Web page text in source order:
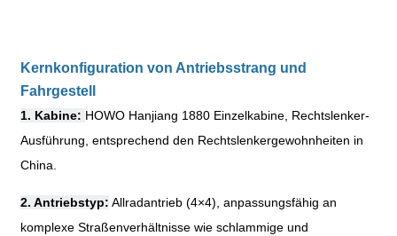
Kernkonfiguration von Antriebsstrang und
Fahrgestell
1. Kabine: HOWO Hanjiang 1880 Einzelkabine, Rechtslenker-
Ausführung, entsprechend den Rechtslenkergewohnheiten in
China.
2. Antriebstyp: Allradantrieb (4×4), anpassungsfähig an
komplexe Straßenverhältnisse wie schlammige und